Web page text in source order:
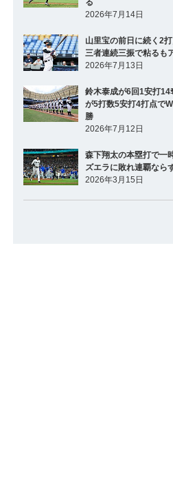
る
2026年7月14日
山里宝の前日に続く2
三者連続三振で粘るも
2026年7月13日
鈴木泰成が6回1安打14
が5打数5安打4打点で
勝
2026年7月12日
森下翔太の本塁打で一
ズエラに敗れ連覇なら
2026年3月15日